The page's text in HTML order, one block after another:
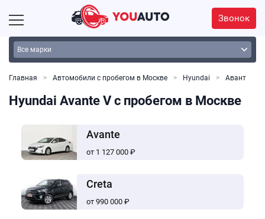
Звонок
Главная Автомобили с пробегом в Москве Hyundai Авант
Hyundai Avante V с пробегом в Москве
Avante
от 1 127 000 ₽
Creta
от 990 000 ₽